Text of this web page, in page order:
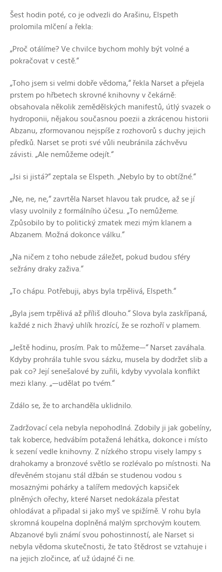
Šest hodin poté, co je odvezli do Arašinu, Elspeth
prolomila mlčení a řekla:
„Proč otálíme? Ve chvilce bychom mohly být volné a
pokračovat v cestě.“
„Toho jsem si velmi dobře vědoma,“ řekla Narset a přejela
prstem po hřbetech skrovné knihovny v čekárně:
obsahovala několik zemědělských manifestů, útlý svazek o
hydroponii, nějakou současnou poezii a zkrácenou historii
Abzanu, zformovanou nejspíše z rozhovorů s duchy jejich
předků. Narset se proti své vůli neubránila záchvěvu
závisti. „Ale nemůžeme odejít.“
„Jsi si jistá?“ zeptala se Elspeth. „Nebylo by to obtížné.“
„Ne, ne, ne,“ zavrtěla Narset hlavou tak prudce, až se jí
vlasy uvolnily z formálního účesu. „To nemůžeme.
Způsobilo by to politický zmatek mezi mým klanem a
Abzanem. Možná dokonce válku.“
„Na ničem z toho nebude záležet, pokud budou sféry
sežrány draky zaživa.“
„To chápu. Potřebuji, abys byla trpělivá, Elspeth.“
„Byla jsem trpělivá až příliš dlouho.“ Slova byla zaskřípaná,
každé z nich žhavý uhlík hrozící, že se rozhoří v plamem.
„Ještě hodinu, prosím. Pak to můžeme—“ Narset zaváhala.
Kdyby prohrála tuhle svou sázku, musela by dodržet slib a
pak co? Její senešalové by zuřili, kdyby vyvolala konflikt
mezi klany. „—udělat po tvém.“
Zdálo se, že to archanděla uklidnilo.
Zadržovací cela nebyla nepohodlná. Zdobily ji jak gobelíny,
tak koberce, hedvábím potažená lehátka, dokonce i místo
k sezení vedle knihovny. Z nízkého stropu visely lampy s
drahokamy a bronzové světlo se rozlévalo po místnosti. Na
dřevěném stojanu stál džbán se studenou vodou s
mosaznými pohárky a talířem medových kapsiček
plněných ořechy, které Narset nedokázala přestat
ohlodávat a připadal si jako myš ve spižírně. V rohu byla
skromná koupelna doplněná malým sprchovým koutem.
Abzanové byli známí svou pohostinností, ale Narset si
nebyla vědoma skutečnosti, že tato štědrost se vztahuje i
na jejich zločince, ať už údajné či ne.